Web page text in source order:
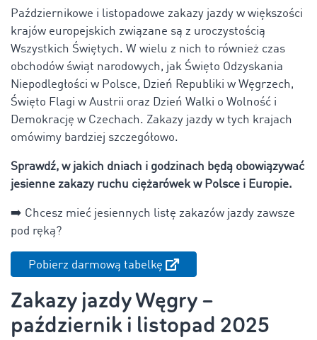
Październikowe i listopadowe zakazy jazdy w większości
krajów europejskich związane są z uroczystością
Wszystkich Świętych. W wielu z nich to również czas
obchodów świąt narodowych, jak Święto Odzyskania
Niepodległości w Polsce, Dzień Republiki w Węgrzech,
Święto Flagi w Austrii oraz Dzień Walki o Wolność i
Demokrację w Czechach. Zakazy jazdy w tych krajach
omówimy bardziej szczegółowo.
Sprawdź, w jakich dniach i godzinach będą obowiązywać
jesienne zakazy ruchu ciężarówek w Polsce i Europie.
➡️ Chcesz mieć jesiennych listę zakazów jazdy zawsze
pod ręką?
Pobierz darmową tabelkę
Zakazy jazdy Węgry –
październik i listopad 2025